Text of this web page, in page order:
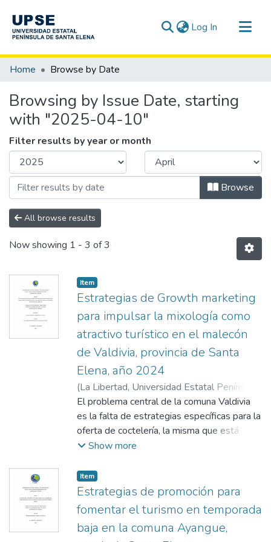
Log In (current)
Communities & Collections
Home Browse by Date
Browsing by Issue Date, starting
with "2025-04-10"
Filter results by year or month
Browse
All browse results
Now showing 1 - 3 of 3
Item
Estrategias de Growth marketing
para impulsar la mixología como
atractivo turístico en el malecón
de Valdivia, provincia de Santa
Elena, año 2024
(La Libertad, Universidad Estatal Península
de Santa Elena, 2025, 2025-04-10)
Rodríguez Yagual, Karla Stephany;Palacios
Trujillo, Edinson Patricio
El problema central de la comuna Valdivia
es la falta de estrategias específicas para la
oferta de coctelería, la misma que está
limitando su visibilidad y rentabilidad y en
objetivo principal de la investigación fue
diseñar estrategias de growth marketing
para impulsar la mixología turística como un
atractivo clave en el Malecón de Valdivia,
Provincia de Santa Elena en el año 2024.
Show more
Item
Estrategias de promoción para
fomentar el turismo en temporada
baja en la comuna Ayangue,